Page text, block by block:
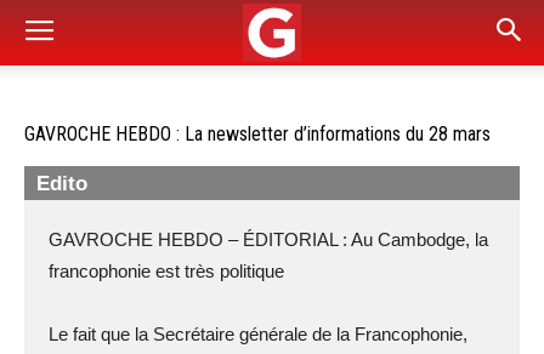
GAVROCHE HEBDO : La newsletter d’informations du 28 mars
Edito
GAVROCHE HEBDO – ÉDITORIAL : Au Cambodge, la
francophonie est très politique
Le fait que la Secrétaire générale de la Francophonie,